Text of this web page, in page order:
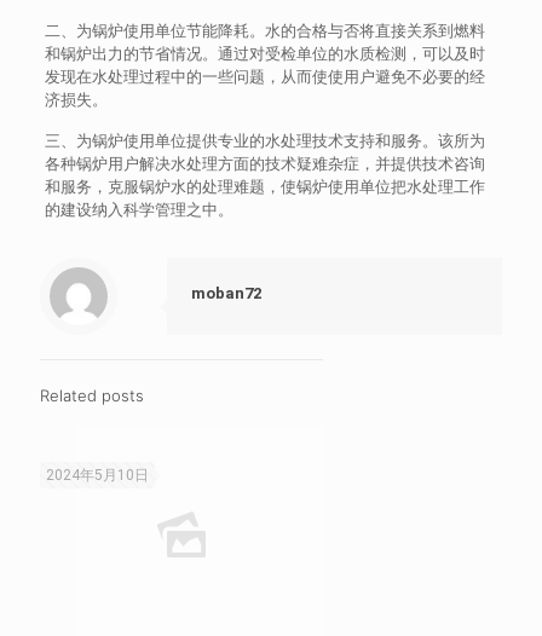
二、为锅炉使用单位节能降耗。水的合格与否将直接关系到燃料
和锅炉出力的节省情况。通过对受检单位的水质检测，可以及时
发现在水处理过程中的一些问题，从而使使用户避免不必要的经
济损失。
三、为锅炉使用单位提供专业的水处理技术支持和服务。该所为
各种锅炉用户解决水处理方面的技术疑难杂症，并提供技术咨询
和服务，克服锅炉水的处理难题，使锅炉使用单位把水处理工作
的建设纳入科学管理之中。
moban72
Related posts
2024年5月10日